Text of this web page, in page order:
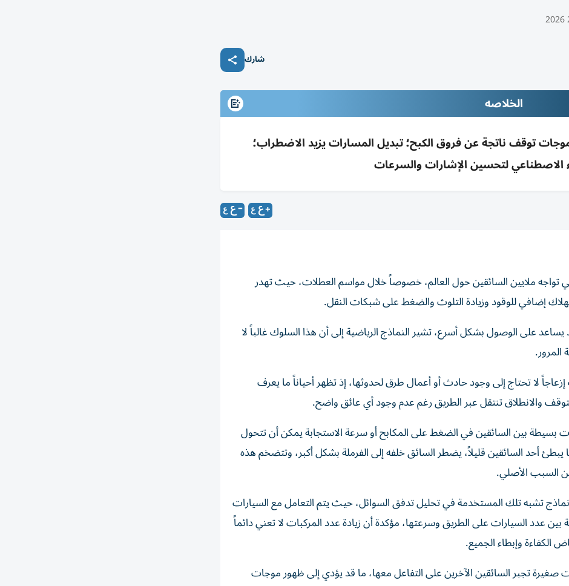
شارك
الخلاصه
توقف ناتجة عن فروق الكبح؛ تبديل المسارات يزيد الاضطراب؛
الاصطناعي لتحسين الإشارات والسرعات
تواجه ملايين السائقين حول العالم، خصوصاً خلال مواسم العطلات، حيث تهدر
إضافي للوقود وزيادة التلوث والضغط على شبكات النقل.
يساعد على الوصول بشكل أسرع، تشير النماذج الرياضية إلى أن هذا السلوك غالباً لا
لا تحتاج إلى وجود حادث أو أعمال طرق لحدوثها، إذ تظهر أحياناً ما يعرف
والانطلاق تنتقل عبر الطريق رغم عدم وجود أي عائق واضح.
في عام 2008 أن مجرد اختلافات بسيطة بين السائقين في الضغط على المكابح أو سرعة الاستجابة يمكن أن تتحول
أحد السائقين قليلاً، يضطر السائق خلفه إلى الفرملة بشكل أكبر، وتتضخم هذه
السبب الأصلي.
تشبه تلك المستخدمة في تحليل تدفق السوائل، حيث يتم التعامل مع السيارات
بين عدد السيارات على الطريق وسرعتها، مؤكدة أن زيادة عدد المركبات لا تعني دائماً
الكفاءة وإبطاء الجميع.
تجبر السائقين الآخرين على التفاعل معها، ما قد يؤدي إلى ظهور موجات